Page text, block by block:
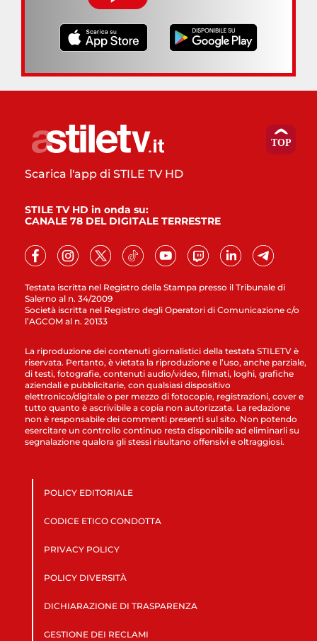
Testata iscritta nel Registro della Stampa presso il Tribunale di
Salerno al n. 34/2009
Società iscritta nel Registro degli Operatori di Comunicazione c/o
l’AGCOM al n. 20133
Scarica l'app di STILE TV HD
STILE TV HD in onda su:
CANALE 78 DEL DIGITALE TERRESTRE
La riproduzione dei contenuti giornalistici della testata STILETV è
riservata. Pertanto, è vietata la riproduzione e l’uso, anche parziale,
di testi, fotografie, contenuti audio/video, filmati, loghi, grafiche
aziendali e pubblicitarie, con qualsiasi dispositivo
elettronico/digitale o per mezzo di fotocopie, registrazioni, cover e
tutto quanto è ascrivibile a copia non autorizzata. La redazione
non è responsabile dei commenti presenti sul sito. Non potendo
esercitare un controllo continuo resta disponibile ad eliminarli su
segnalazione qualora gli stessi risultano offensivi e oltraggiosi.
POLICY EDITORIALE
CODICE ETICO CONDOTTA
PRIVACY POLICY
POLICY DIVERSITÀ
DICHIARAZIONE DI TRASPARENZA
GESTIONE DEI RECLAMI